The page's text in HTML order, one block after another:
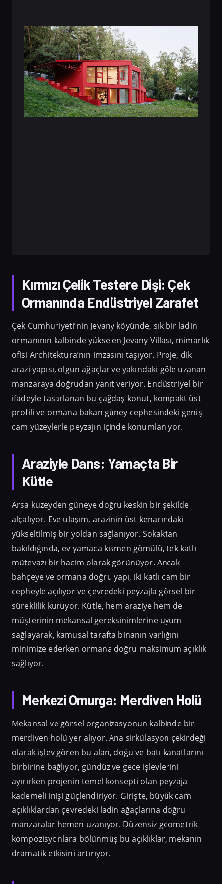
Kırmızı Çelik Testere Dişi: Çek
Ormanında Endüstriyel Zarafet
Çek Cumhuriyeti’nin Jevany köyünde, sık bir ladin
ormanının kalbinde yükselen Jevany Villası, mimarlık
ofisi Architektura’nın imzasını taşıyor. Proje, dik
arazi yapısı, olgun ağaçlar ve yakındaki göle uzanan
manzaraya doğrudan yanıt veriyor. Endüstriyel bir
ifadeyle tasarlanan bu çağdaş konut, kompakt üst
profili ve ormana bakan güney cephesindeki geniş
cam yüzeylerle peyzajın içinde konumlanıyor.
Araziyle Dans: Yamaçta Bir
Kütle
Arsa kuzeyden güneye doğru keskin bir şekilde
alçalıyor. Eve ulaşım, arazinin üst kenarındaki
yükseltilmiş bir yoldan sağlanıyor. Sokaktan
bakıldığında, ev yamaca kısmen gömülü, tek katlı
mütevazı bir hacim olarak görünüyor. Ancak
bahçeye ve ormana doğru yapı, iki katlı cam bir
cepheyle açılıyor ve çevredeki peyzajla görsel bir
süreklilik kuruyor. Kütle, hem araziye hem de
müşterinin mekansal gereksinimlerine uyum
sağlayarak, kamusal tarafta binanın varlığını
minimize ederken ormana doğru maksimum açıklık
sağlıyor.
Merkezi Omurga: Merdiven Holü
Mekansal ve görsel organizasyonun kalbinde bir
merdiven holü yer alıyor. Ana sirkülasyon çekirdeği
olarak işlev gören bu alan, doğu ve batı kanatlarını
birbirine bağlıyor, gündüz ve gece işlevlerini
ayırırken projenin temel konsepti olan peyzaja
kademeli inişi güçlendiriyor. Girişte, büyük cam
açıklıklardan çevredeki ladin ağaçlarına doğru
manzaralar hemen uzanıyor. Düzensiz geometrik
kompozisyonlara bölünmüş bu açıklıklar, mekanın
dramatik etkisini artırıyor.